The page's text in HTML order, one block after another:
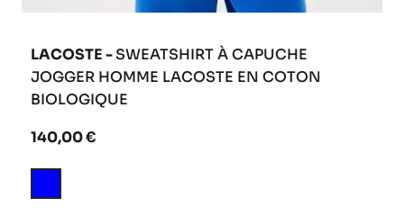
LACOSTE -SWEATSHIRT À CAPUCHE
JOGGER HOMME LACOSTE EN COTON
BIOLOGIQUE
140,00 €